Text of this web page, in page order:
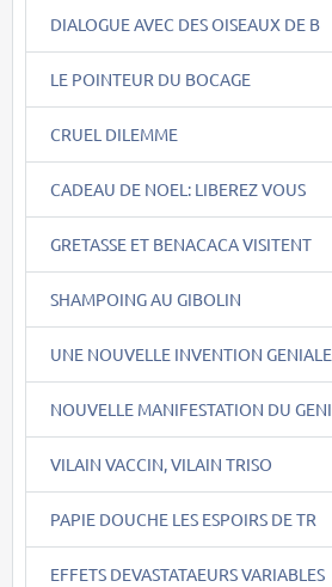
DIALOGUE AVEC DES OISEAUX DE B
LE POINTEUR DU BOCAGE
CRUEL DILEMME
CADEAU DE NOEL: LIBEREZ VOUS
GRETASSE ET BENACACA VISITENT
SHAMPOING AU GIBOLIN
UNE NOUVELLE INVENTION GENIALE
NOUVELLE MANIFESTATION DU GENI
VILAIN VACCIN, VILAIN TRISO
PAPIE DOUCHE LES ESPOIRS DE TR
EFFETS DEVASTATAEURS VARIABLES